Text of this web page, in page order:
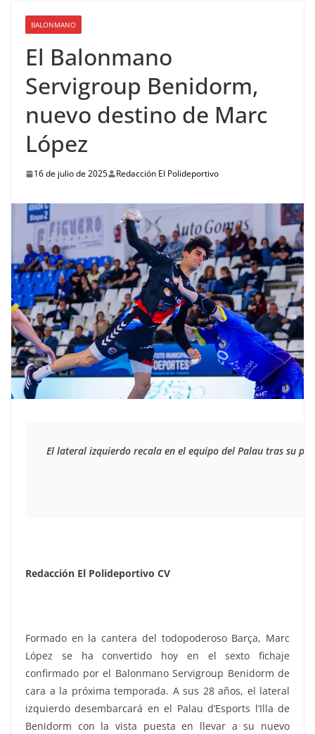
BALONMANO
El Balonmano
Servigroup Benidorm,
nuevo destino de Marc
López
16 de julio de 2025 Redacción El Polideportivo
El lateral izquierdo recala en el equipo del Palau tras su
Redacción El Polideportivo CV
Formado en la cantera del todopoderoso Barça, Marc
López se ha convertido hoy en el sexto fichaje
confirmado por el Balonmano Servigroup Benidorm de
cara a la próxima temporada. A sus 28 años, el lateral
izquierdo desembarcará en el Palau d’Esports l’Illa de
Benidorm con la vista puesta en llevar a su nuevo